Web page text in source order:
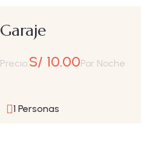
Garaje
Precio:S/ 10.00Por Noche
1 Personas